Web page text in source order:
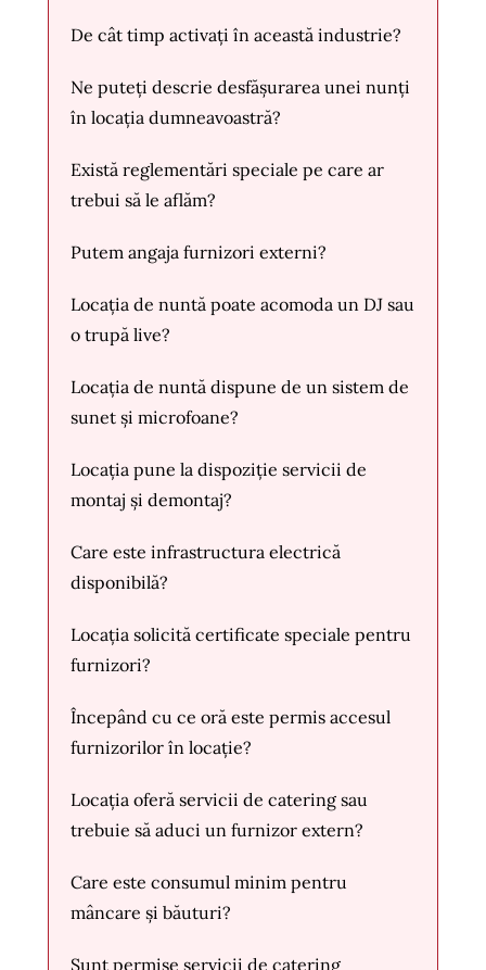
De cât timp activați în această industrie?
Ne puteți descrie desfășurarea unei nunți
în locația dumneavoastră?
Există reglementări speciale pe care ar
trebui să le aflăm?
Putem angaja furnizori externi?
Locația de nuntă poate acomoda un DJ sau
o trupă live?
Locația de nuntă dispune de un sistem de
sunet și microfoane?
Locația pune la dispoziție servicii de
montaj și demontaj?
Care este infrastructura electrică
disponibilă?
Locația solicită certificate speciale pentru
furnizori?
Începând cu ce oră este permis accesul
furnizorilor în locație?
Locația oferă servicii de catering sau
trebuie să aduci un furnizor extern?
Care este consumul minim pentru
mâncare și băuturi?
Sunt permise servicii de catering